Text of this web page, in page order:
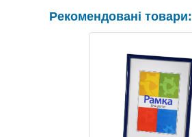
Рекомендовані товари: